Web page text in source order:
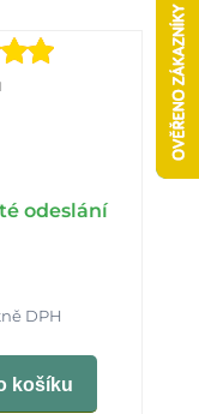
odeslání
DPH
košíku